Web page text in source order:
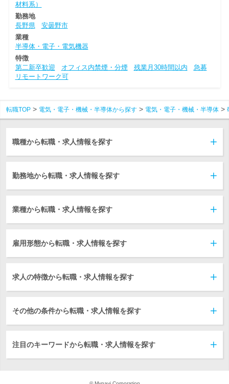
材料系）
勤務地
長野県
安曇野市
業種
半導体・電子・電気機器
特徴
第二新卒歓迎
オフィス内禁煙・分煙 残業月30時間以内
急募
リモートワーク可
転職TOP 電気・電子・機械・半導体から探す 電気・電子・機械・半導体
職種から転職・求人情報を探す
勤務地から転職・求人情報を探す
業種から転職・求人情報を探す
雇用形態から転職・求人情報を探す
求人の特徴から転職・求人情報を探す
その他の条件から転職・求人情報を探す
注目のキーワードから転職・求人情報を探す